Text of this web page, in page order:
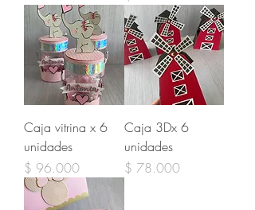
Caja vitrina x 6
unidades
Precio
$ 96.000
Caja 3Dx 6
unidades
Precio
$ 78.000